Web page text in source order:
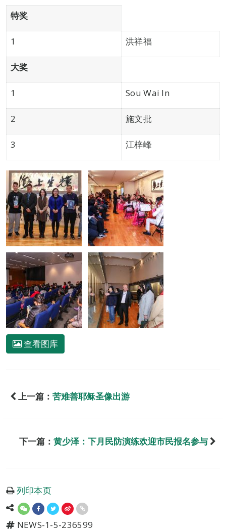
特奖
1 洪祥福
大奖
1 Sou Wai In
2 施文批
3 江梓峰
查看图库
上一篇： 苦难善耶稣圣像出游
下一篇： 黄少泽：下月民防演练欢迎市民报名参与
列印本页
NEWS-1-5-236599